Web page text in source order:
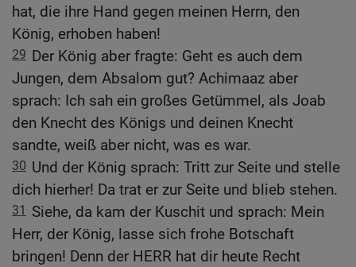
hat, die ihre Hand gegen meinen Herrn, den
König, erhoben haben!
29 Der König aber fragte: Geht es auch dem
Jungen, dem Absalom gut? Achimaaz aber
sprach: Ich sah ein großes Getümmel, als Joab
den Knecht des Königs und deinen Knecht
sandte, weiß aber nicht, was es war.
30 Und der König sprach: Tritt zur Seite und stelle
dich hierher! Da trat er zur Seite und blieb stehen.
31
Siehe, da kam der Kuschit und sprach: Mein
Herr, der König, lasse sich frohe Botschaft
bringen! Denn der HERR hat dir heute Recht